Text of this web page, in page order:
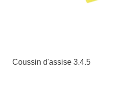
Coussin d'assise 3.4.5